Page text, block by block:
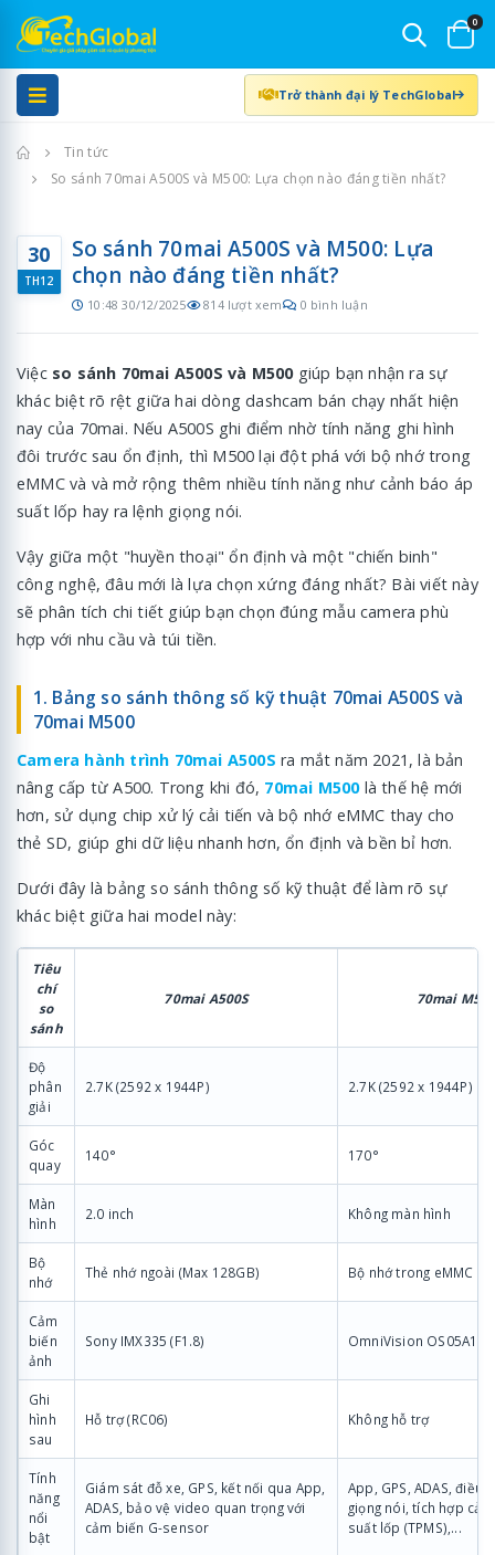
0
Trở thành đại lý TechGlobal
Trang chủ
Tin tức
So sánh 70mai A500S và M500: Lựa chọn nào đáng tiền nhất?
30
TH12
So sánh 70mai A500S và M500: Lựa
chọn nào đáng tiền nhất?
10:48 30/12/2025 814 lượt xem 0 bình luận
Việc so sánh 70mai A500S và M500giúp bạn nhận ra sự
khác biệt rõ rệt giữa hai dòng dashcam bán chạy nhất hiện
nay của 70mai. Nếu A500S ghi điểm nhờ tính năng ghi hình
đôi trước sau ổn định, thì M500 lại đột phá với bộ nhớ trong
eMMC và và mở rộng thêm nhiều tính năng như cảnh báo áp
suất lốp hay ra lệnh giọng nói.
Vậy giữa một "huyền thoại" ổn định và một "chiến binh"
công nghệ, đâu mới là lựa chọn xứng đáng nhất? Bài viết này
sẽ phân tích chi tiết giúp bạn chọn đúng mẫu camera phù
hợp với nhu cầu và túi tiền.
1. Bảng so sánh thông số kỹ thuật 70mai A500S và
70mai M500
Camera hành trình 70mai A500S ra mắt năm 2021, là bản
nâng cấp từ A500. Trong khi đó, 70mai M500là thế hệ mới
hơn, sử dụng chip xử lý cải tiến và bộ nhớ eMMC thay cho
thẻ SD, giúp ghi dữ liệu nhanh hơn, ổn định và bền bỉ hơn.
Dưới đây là bảng so sánh thông số kỹ thuật để làm rõ sự
khác biệt giữa hai model này:
Tiêu
chí
so
sánh
70mai A500S 70mai
Độ
phân
giải
2.7K (2592 x 1944P) 2.7K (2592 x 1944P)
Góc
quay
140° 170°
Màn
hình
2.0 inch Không màn hình
Bộ
nhớ
Thẻ nhớ ngoài (Max 128GB) Bộ nhớ trong eMMC
Cảm
biến
ảnh
Sony IMX335 (F1.8) OmniVision OS05A10
Ghi
hình
sau
Hỗ trợ (RC06) Không hỗ trợ
Tính
năng
nổi
bật
Giám sát đỗ xe, GPS, kết nối qua App,
ADAS, bảo vệ video quan trọng với
cảm biến G-sensor
App, GPS, ADAS, điều
giọng nói, tích hợp
suất lốp (TPMS),...